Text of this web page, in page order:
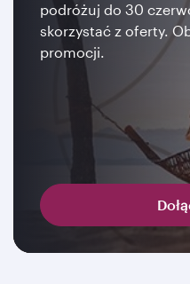
podróżuj do 30
skorzystać z oferty.
promocji.